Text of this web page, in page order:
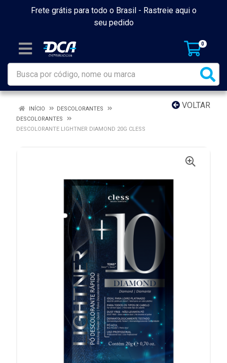
Frete grátis para todo o Brasil - Rastreie aqui o
seu pedido
0
VOLTAR
INÍCIO
DESCOLORANTES
DESCOLORANTES
DESCOLORANTE LIGHTNER DIAMOND 20G CLESS